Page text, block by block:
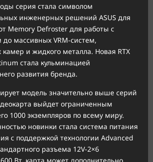
серия стала символом
инженерных решений ASUS для
Memory Defroster для работы с
массивных VRM-систем,
камер и жидкого металла. Новая RTX
стала кульминацией
развития бренда.
модель значительно выше серий
выйдет ограниченным
1000 экземпляров по всему миру.
новинки стала система питания
с поддержкой технологии Advanced
разъема 12V-2×6
Вт, карта может дополнительно